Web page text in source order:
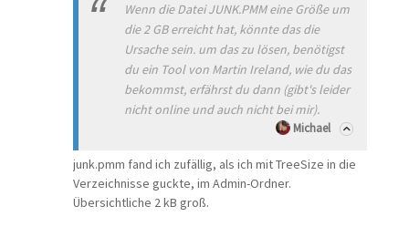
Wenn die Datei JUNK.PMM eine Größe um
die 2 GB erreicht hat, könnte das die
Ursache sein. um das zu lösen, benötigst
du ein Tool von Martin Ireland, wie du das
bekommst, erfährst du dann (gibt's leider
nicht online und auch nicht bei mir).
Michael
junk.pmm fand ich zufällig, als ich mit TreeSize in die
Verzeichnisse guckte, im Admin-Ordner.
Übersichtliche 2 kB groß.